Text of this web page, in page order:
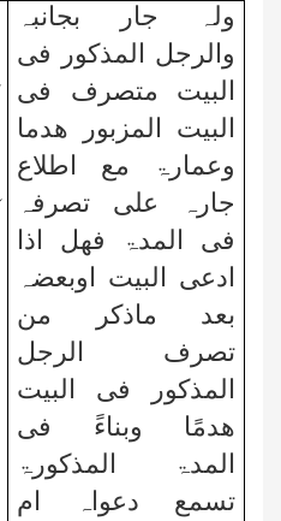
ولہ جار بجانبہ
والرجل المذکور فی
البیت متصرف فی
البیت المزبور ھدما
وعمارۃ مع اطلاع
جارہ علی تصرفہ
فی المدۃ فھل اذا
ادعی البیت اوبعضہ
بعد ماذکر من
تصرف الرجل
المذکور فی البیت
ھدمًا وبناءً فی
المدۃ المذکورۃ
تسمع دعواہ ام